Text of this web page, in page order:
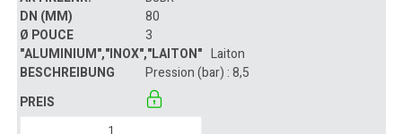
80
3
Laiton
Pression (bar) : 8,5